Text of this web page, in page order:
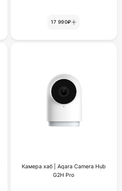
17 990₽
Камера хаб | Aqara Camera Hub
G2H Pro